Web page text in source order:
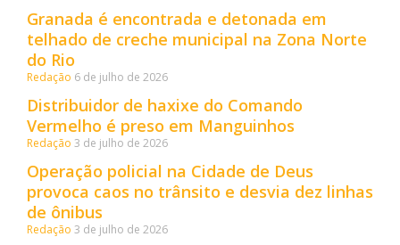
Granada é encontrada e detonada em
telhado de creche municipal na Zona Norte
do Rio
Redação 6 de julho de 2026
Distribuidor de haxixe do Comando
Vermelho é preso em Manguinhos
Redação 3 de julho de 2026
Operação policial na Cidade de Deus
provoca caos no trânsito e desvia dez linhas
de ônibus
Redação 3 de julho de 2026